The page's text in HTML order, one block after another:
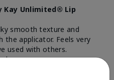
Kay Unlimited® Lip
smooth texture and
the applicator. Feels very
used with others.
were.